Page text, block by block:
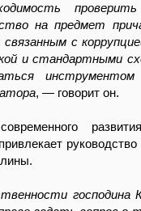
на предмет
связанным с
и стандартными
, — говорит он.
господина